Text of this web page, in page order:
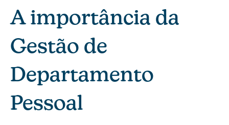
A importância da
Gestão de
Departamento
Pessoal